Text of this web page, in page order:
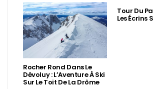
Rocher Rond Dans Le
Dévoluy : L’Aventure À Ski
Sur Le Toit De La Drôme
Tour Du
Les Écrins